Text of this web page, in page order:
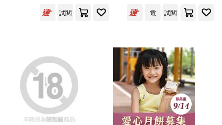
星巴克(1) 日用清潔(2)
婦幼生活(61)
餐廚生活(71) 電子票證(2)
鞋包配件(78) 票券(2)
曲一線（主編）(57)
秋月空太(53)
持田秋(48) 文秋芳(46)
羅秋昭(46) 薛謙（主編）(46)
展開
出版社 (可複選)
水星外文雜誌(1124)
東立(354) 尖端(226)
試閱
電
試閱